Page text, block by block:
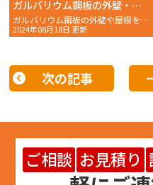
ガルバリウム鋼板の外壁・屋根材の塗装のメリットと時期｜塗り替えの基礎知識
ガルバリウム鋼板の外壁や屋根を採用したマイホームを建て、長
2024年08月18日 更新
次の記事
ご相談 お見積り